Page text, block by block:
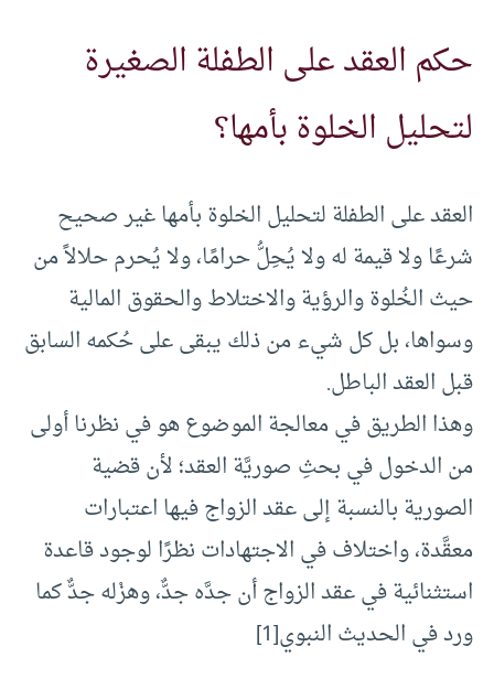
حكم العقد على الطفلة الصغيرة
لتحليل الخلوة بأمها؟
العقد على الطفلة لتحليل الخلوة بأمها غير صحيح
شرعًا ولا قيمة له ولا يُحِلُّ حرامًا، ولا يُحرم حلالاً من
حيث الخُلوة والرؤية والاختلاط والحقوق المالية
وسواها، بل كل شيء من ذلك يبقى على حُكمه السابق
قبل العقد الباطل.
وهذا الطريق في معالجة الموضوع هو في نظرنا أولى
من الدخول في بحثِ صوريَّة العقد؛ لأن قضية
الصورية بالنسبة إلى عقد الزواج فيها اعتبارات
معقَّدة، واختلاف في الاجتهادات نظرًا لوجود قاعدة
استثنائية في عقد الزواج أن جدَّه جدٌّ، وهزْله جدٌّ كما
ورد في الحديث النبوي[1]